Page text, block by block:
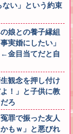
い」という約束
娘との養子縁組
実婚にしたい」
金目当てだと自
観念を押し付け
！」と子供に教
ろ
罪で振った友人
もｗ」と悪びれ